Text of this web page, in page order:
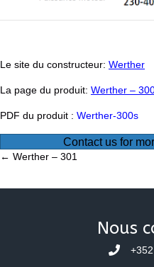
Le site du constructeur: Werther
La page du produit: Werther –
PDF du produit : Werther-300s
Contact us for
Posts
navigation
← Werther – 301
Nous